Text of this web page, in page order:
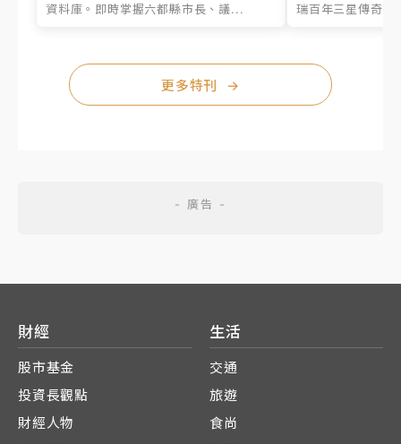
資料庫。即時掌握六都縣市長、議...
瑞百年三星傳奇、
更多特刊 →
財經
股市基金
投資長觀點
財經人物
生活
交通
旅遊
食尚